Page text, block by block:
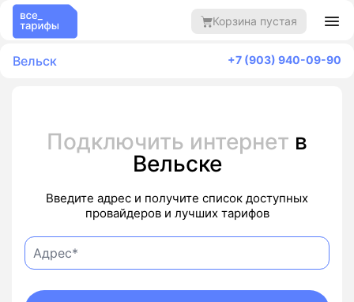
Корзина пустая
Вельск +7 (903) 940-09-90
Подключить интернет в
Вельске
Введите адрес и получите список доступных
провайдеров и лучших тарифов